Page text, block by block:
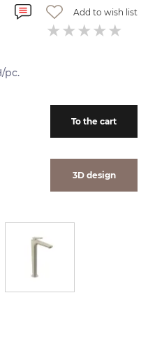
Add to wish list
pc.
To the cart
3D design